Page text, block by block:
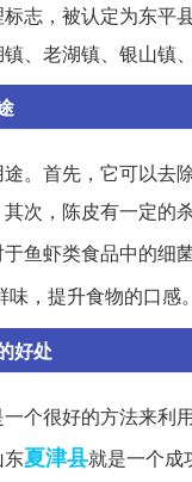
志，被认定为东平
、老湖镇、银山镇
。首先，它可以去
次，陈皮有一定的
鱼虾类食品中的细
，提升食物的口感。
好处
个很好的方法来利
东夏津县就是一个成